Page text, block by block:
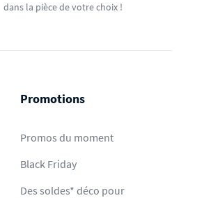
dans la pièce de votre choix !
Promotions
Promos du moment
Black Friday
Des soldes* déco pour